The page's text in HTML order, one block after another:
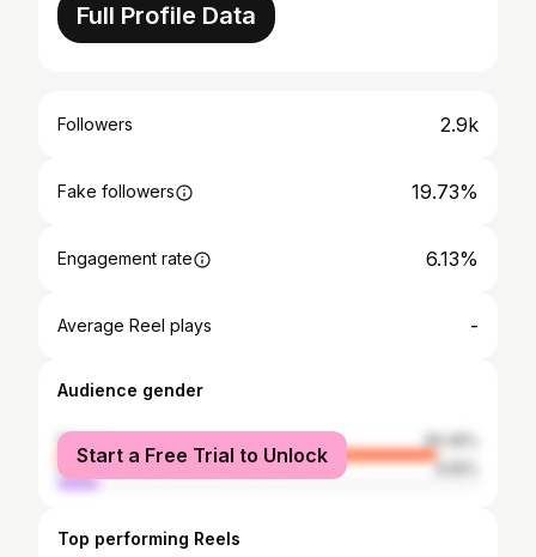
Full Profile Data
Followers 2.9k
Fake followers 19.73%
Engagement rate 6.13%
Average Reel plays -
Audience gender
female
90.45%
male
9.55%
Start a Free Trial to Unlock
Top performing Reels